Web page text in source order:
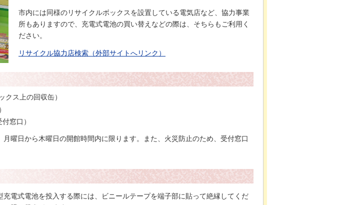
市内には同様のリサイクルボックスを設置している電気店など、協力事業
所もありますので、充電式電池の買い替えなどの際は、そちらもご利用く
ださい。
リサイクル協力店検索（外部サイトへリンク）
クス上の回収缶）
窓口）
曜日から木曜日の開館時間内に限ります。また、火災防止のため、受付窓口
電式電池を投入する際には、ビニールテープを端子部に貼って絶縁してくだ